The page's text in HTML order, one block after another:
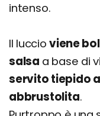
intenso.
Il luccio viene
salsa a base di
servito tiepido
abbrustolita.